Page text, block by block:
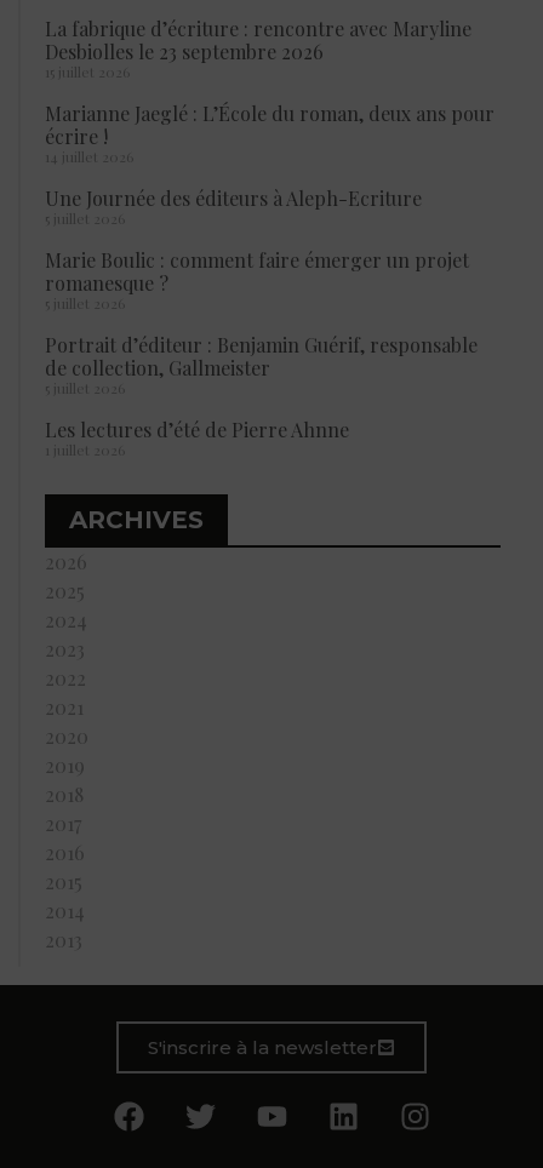
La fabrique d’écriture : rencontre avec Maryline
Desbiolles le 23 septembre 2026
15 juillet 2026
Marianne Jaeglé : L’École du roman, deux ans pour
écrire !
14 juillet 2026
Une Journée des éditeurs à Aleph-Ecriture
5 juillet 2026
Marie Boulic : comment faire émerger un projet
romanesque ?
5 juillet 2026
Portrait d’éditeur : Benjamin Guérif, responsable
de collection, Gallmeister
5 juillet 2026
Les lectures d’été de Pierre Ahnne
1 juillet 2026
ARCHIVES
2026
2025
2024
2023
2022
2021
2020
2019
2018
2017
2016
2015
2014
2013
S'inscrire à la newsletter